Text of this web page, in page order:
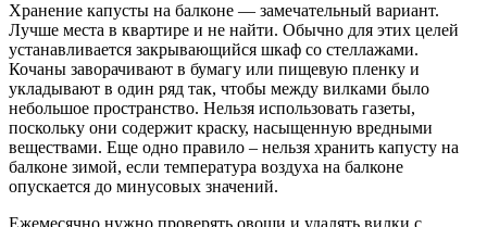
Хранение капусты на балконе — замечательный вариант.
Лучше места в квартире и не найти. Обычно для этих целей
устанавливается закрывающийся шкаф со стеллажами.
Кочаны заворачивают в бумагу или пищевую пленку и
укладывают в один ряд так, чтобы между вилками было
небольшое пространство. Нельзя использовать газеты,
поскольку они содержит краску, насыщенную вредными
веществами. Еще одно правило – нельзя хранить капусту на
балконе зимой, если температура воздуха на балконе
опускается до минусовых значений.
Ежемесячно нужно проверять овощи и удалять вилки с